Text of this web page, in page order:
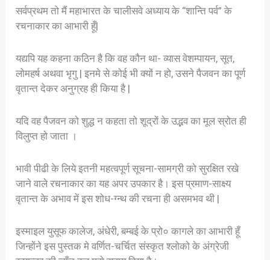
सर्वप्रथम तो मैं महाभारत के चालीसवे अध्याय के “शान्ति पर्व” के
रचनाकार का आभारी हूँ|
यद्यपि यह कहना कठिन है कि वह कौन था- व्यास वेशम्पायन, सूत,
लोमहर्ष अथवा भृगु | इनमे से कोई भी क्‍यों न हो, उसने पैजवन का पूर्ण
वृतान्त देकर अनुग्रह ही किया है |
यदि वह पैजवन को शुद्ध न कहता तो शूद्रों के उद्भव का मूल स्रोत ही
विलुप्त हो जाता ।
भावी पीढी के लिये इतनी महत्वपूर्ण सूचना-सामग्री को सुरक्षित रखे
जाने वाले रचनाकार का यह अपर उपकार है। इस प्रमाण-साक्ष्य
वृतान्त के अभाव में इस शोध-ग्न्थ की रचना ही असमभव थी |
इस्माइल युसूफ कालेज, अंधेरी, बम्बई के प्रो० कागले का आभारी हूँ
जिन्होंने इस पुस्तक मे वर्णित-चर्चित संस्कृत श्लोको के अंग्रेजी